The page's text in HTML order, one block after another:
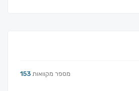
153 מספר מקוואות